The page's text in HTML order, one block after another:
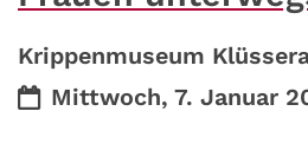
Krippenmuseum
Datum:
Mittwoch, 7. Januar